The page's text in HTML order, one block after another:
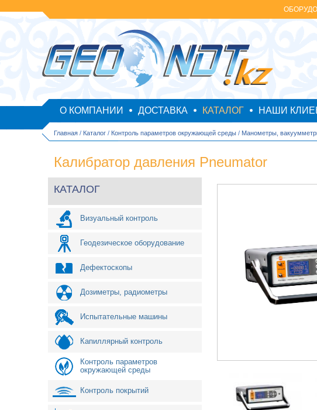
О КОМПАНИИ ДОСТАВКА КАТАЛОГ НАШИ
Главная / Каталог / Контроль параметров окружающей среды / Манометры,
Калибратор давления Pneumator
КАТАЛОГ
Визуальный контроль
Геодезическое оборудование
Дефектоскопы
Дозиметры, радиометры
Испытательные машины
Капиллярный контроль
Контроль параметров
окружающей среды
Контроль покрытий